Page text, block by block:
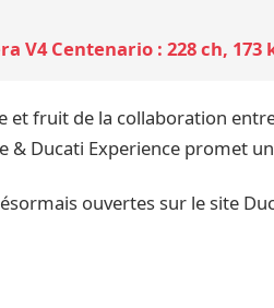
V4 Centenario : 228 ch, 173
et fruit de la collaboration
& Ducati Experience promet
ouvertes sur le site